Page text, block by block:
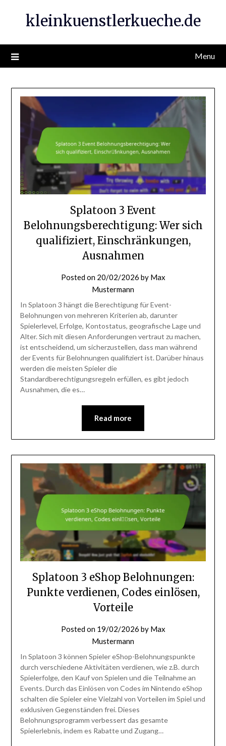
kleinkuenstlerkueche.de
Menu
Splatoon 3 Event
Belohnungsberechtigung: Wer sich
qualifiziert, Einschränkungen,
Ausnahmen
Posted on 20/02/2026 by Max
Mustermann
In Splatoon 3 hängt die Berechtigung für Event-
Belohnungen von mehreren Kriterien ab, darunter
Spielerlevel, Erfolge, Kontostatus, geografische Lage und
Alter. Sich mit diesen Anforderungen vertraut zu machen,
ist entscheidend, um sicherzustellen, dass man während
der Events für Belohnungen qualifiziert ist. Darüber hinaus
werden die meisten Spieler die
Standardberechtigungsregeln erfüllen, es gibt jedoch
Ausnahmen, die es…
Read more
Splatoon 3 eShop Belohnungen:
Punkte verdienen, Codes einlösen,
Vorteile
Posted on 19/02/2026 by Max
Mustermann
In Splatoon 3 können Spieler eShop-Belohnungspunkte
durch verschiedene Aktivitäten verdienen, wie z.B. durch
Spielerfolge, den Kauf von Spielen und die Teilnahme an
Events. Durch das Einlösen von Codes im Nintendo eShop
schalten die Spieler eine Vielzahl von Vorteilen im Spiel und
exklusiven Gegenständen frei. Dieses
Belohnungsprogramm verbessert das gesamte
Spielerlebnis, indem es Rabatte und Zugang…